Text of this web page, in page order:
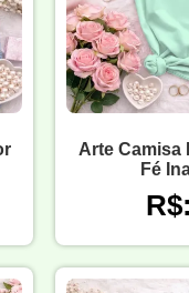
Arte Camisa
Fé